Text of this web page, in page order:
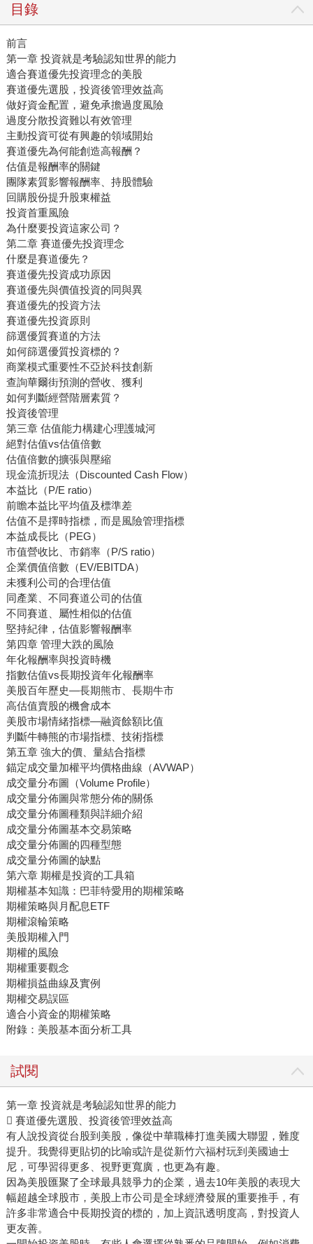
目錄
前言
第一章 投資就是考驗認知世界的能力
適合賽道優先投資理念的美股
賽道優先選股，投資後管理效益高
做好資金配置，避免承擔過度風險
過度分散投資難以有效管理
主動投資可從有興趣的領域開始
賽道優先為何能創造高報酬？
估值是報酬率的關鍵
團隊素質影響報酬率、持股體驗
回購股份提升股東權益
投資首重風險
為什麼要投資這家公司？
第二章 賽道優先投資理念
什麼是賽道優先？
賽道優先投資成功原因
賽道優先與價值投資的同與異
賽道優先的投資方法
賽道優先投資原則
篩選優質賽道的方法
如何篩選優質投資標的？
商業模式重要性不亞於科技創新
查詢華爾街預測的營收、獲利
如何判斷經營階層素質？
投資後管理
第三章 估值能力構建心理護城河
絕對估值vs估值倍數
估值倍數的擴張與壓縮
現金流折現法（Discounted Cash Flow）
本益比（P/E ratio）
前瞻本益比平均值及標準差
估值不是擇時指標，而是風險管理指標
本益成長比（PEG）
市值營收比、市銷率（P/S ratio）
企業價值倍數（EV/EBITDA）
未獲利公司的合理估值
同產業、不同賽道公司的估值
不同賽道、屬性相似的估值
堅持紀律，估值影響報酬率
第四章 管理大跌的風險
年化報酬率與投資時機
指數估值vs長期投資年化報酬率
美股百年歷史—長期熊市、長期牛市
高估值賣股的機會成本
美股市場情緒指標—融資餘額比值
判斷牛轉熊的市場指標、技術指標
第五章 強大的價、量結合指標
錨定成交量加權平均價格曲線（AVWAP）
成交量分布圖（Volume Profile）
成交量分佈圖與常態分佈的關係
成交量分佈圖種類與詳細介紹
成交量分佈圖基本交易策略
成交量分佈圖的四種型態
成交量分佈圖的缺點
第六章 期權是投資的工具箱
期權基本知識：巴菲特愛用的期權策略
期權策略與月配息ETF
期權滾輪策略
美股期權入門
期權的風險
期權重要觀念
期權損益曲線及實例
期權交易誤區
適合小資金的期權策略
附錄：美股基本面分析工具
試閱
第一章 投資就是考驗認知世界的能力
 賽道優先選股、投資後管理效益高
有人說投資從台股到美股，像從中華職棒打進美國大聯盟，難度
提升。我覺得更貼切的比喻或許是從新竹六福村玩到美國迪士
尼，可學習得更多、視野更寬廣，也更為有趣。
因為美股匯聚了全球最具競爭力的企業，過去10年美股的表現大
幅超越全球股市，美股上市公司是全球經濟發展的重要推手，有
許多非常適合中長期投資的標的，加上資訊透明度高，對投資人
更友善。